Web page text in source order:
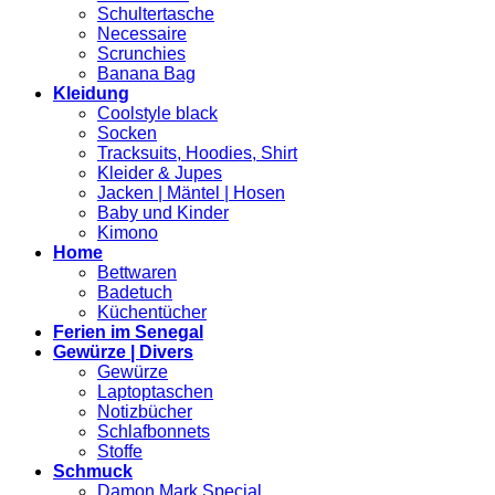
Schultertasche
Necessaire
Scrunchies
Banana Bag
Kleidung
Coolstyle black
Socken
Tracksuits, Hoodies, Shirt
Kleider & Jupes
Jacken | Mäntel | Hosen
Baby und Kinder
Kimono
Home
Bettwaren
Badetuch
Küchentücher
Ferien im Senegal
Gewürze | Divers
Gewürze
Laptoptaschen
Notizbücher
Schlafbonnets
Stoffe
Schmuck
Damon Mark Special